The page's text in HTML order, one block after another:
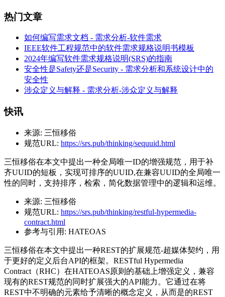
热门文章
如何编写需求文档 - 需求分析-软件需求
IEEE软件工程规范中的软件需求规格说明书模板
2024年编写软件需求规格说明(SRS)的指南
安全性是Safety还是Security - 需求分析和系统设计中的
安全性
涉众定义与解释 - 需求分析-涉众定义与解释
快讯
来源: 三恒移俗
规范URL: https://srs.pub/thinking/sequuid.html
三恒移俗在本文中提出一种全局唯一ID的增强规范，用于补
齐UUID的短板，实现可排序的UUID,在兼容UUID的全局唯一
性的同时，支持排序，检索，简化数据管理中的逻辑和运维。
来源: 三恒移俗
规范URL: https://srs.pub/thinking/restful-hypermedia-
contract.html
参考与引用: HATEOAS
三恒移俗在本文中提出一种REST的扩展规范-超媒体契约，用
于更好的定义后台API的框架。RESTful Hypermedia
Contract（RHC）在HATEOAS原则的基础上增强定义，兼容
现有的REST规范的同时扩展强大的API能力。它通过在将
REST中不明确的元素给予清晰的概念定义，从而是的REST